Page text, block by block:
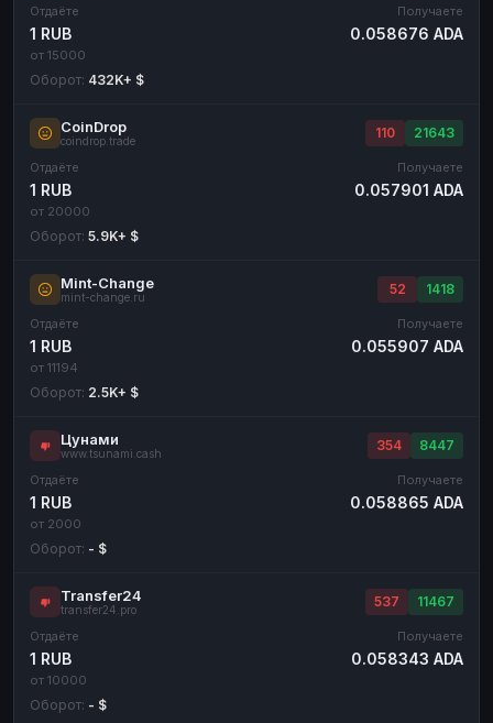
Отдаёте
1 RUB
от 15000
Получаете
0.058676 ADA
Оборот: 432K+ $
CoinDrop
coindrop.trade
110 21643
Отдаёте
1 RUB
от 20000
Получаете
0.057901 ADA
Оборот: 5.9K+ $
Mint-Change
mint-change.ru
52 1418
Отдаёте
1 RUB
от 11194
Получаете
0.055907 ADA
Оборот: 2.5K+ $
Цунами
www.tsunami.cash
354 8447
Отдаёте
1 RUB
от 2000
Получаете
0.058865 ADA
Оборот: - $
Transfer24
transfer24.pro
537 11467
Отдаёте
1 RUB
от 10000
Получаете
0.058343 ADA
Оборот: - $